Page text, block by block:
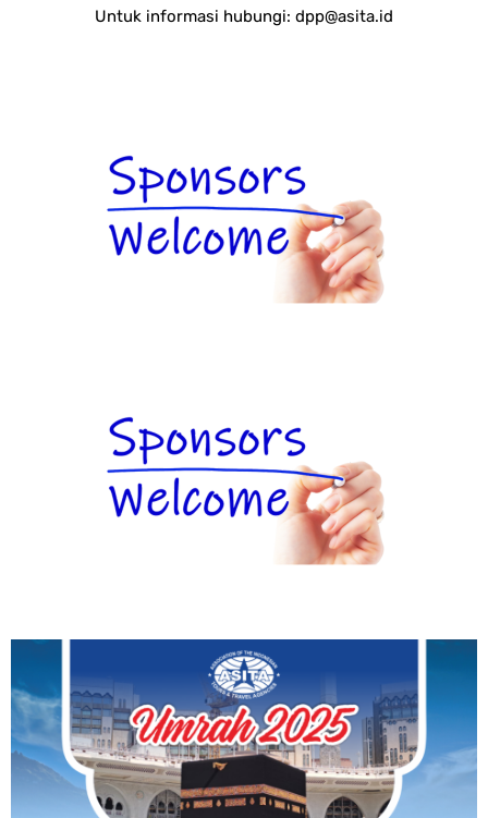
Untuk informasi hubungi: dpp@asita.id